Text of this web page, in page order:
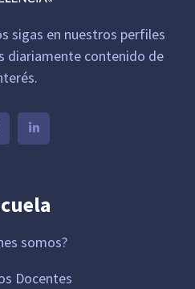
sigas en nuestros perfiles
diariamente contenido de
somos?
Docentes